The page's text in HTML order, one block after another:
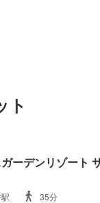
ト
ーデンリゾート
35分